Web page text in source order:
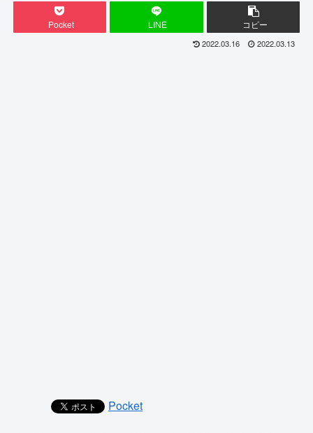
Pocket LINE コピー
2022.03.16 2022.03.13
Pocket